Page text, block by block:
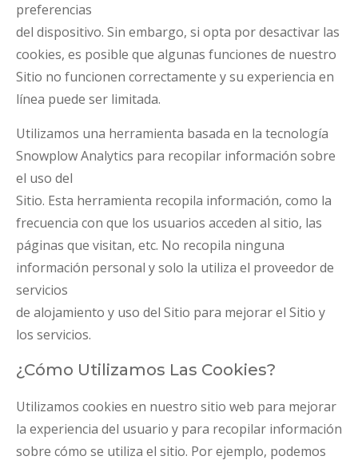
preferencias
del dispositivo. Sin embargo, si opta por desactivar las
cookies, es posible que algunas funciones de nuestro
Sitio no funcionen correctamente y su experiencia en
línea puede ser limitada.
Utilizamos una herramienta basada en la tecnología
Snowplow Analytics para recopilar información sobre
el uso del
Sitio. Esta herramienta recopila información, como la
frecuencia con que los usuarios acceden al sitio, las
páginas que visitan, etc. No recopila ninguna
información personal y solo la utiliza el proveedor de
servicios
de alojamiento y uso del Sitio para mejorar el Sitio y
los servicios.
¿Cómo Utilizamos Las Cookies?
Utilizamos cookies en nuestro sitio web para mejorar
la experiencia del usuario y para recopilar información
sobre cómo se utiliza el sitio. Por ejemplo, podemos